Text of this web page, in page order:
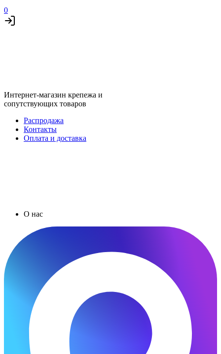
0
Интернет-магазин крепежа и
сопутствующих товаров
Распродажа
Контакты
Оплата и доставка
О нас